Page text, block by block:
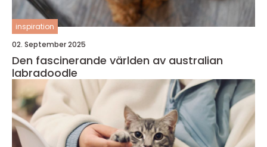
inspiration
02. September 2025
Den fascinerande världen av australian
labradoodle